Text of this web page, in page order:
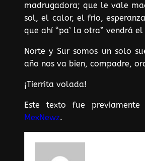
madrugadora; que le vale
sol, el calor, el frio,
que ahí “pa’ la otra” vendrá
Norte y Sur somos un solo
año nos va bien, compadre,
¡Tierrita volada!
Este texto fue
MexNewz.